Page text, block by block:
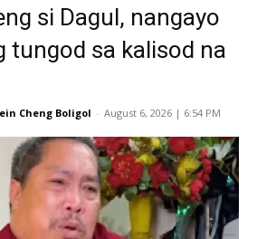
si Dagul, nangayo
tungod sa kalisod na
Cheng Boligol - August 6, 2026 | 6:54 PM